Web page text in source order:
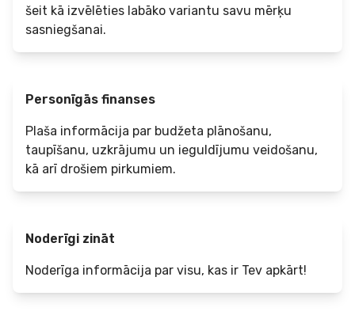
šeit kā izvēlēties labāko variantu savu mērķu
sasniegšanai.
Personīgās finanses
Plaša informācija par budžeta plānošanu,
taupīšanu, uzkrājumu un ieguldījumu veidošanu,
kā arī drošiem pirkumiem.
Noderīgi zināt
Noderīga informācija par visu, kas ir Tev apkārt!